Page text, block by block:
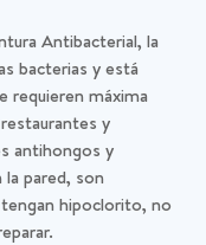
Antibacterial, la
bacterias y está
requieren máxima
y
antihongos y
pared, son
hipoclorito, no